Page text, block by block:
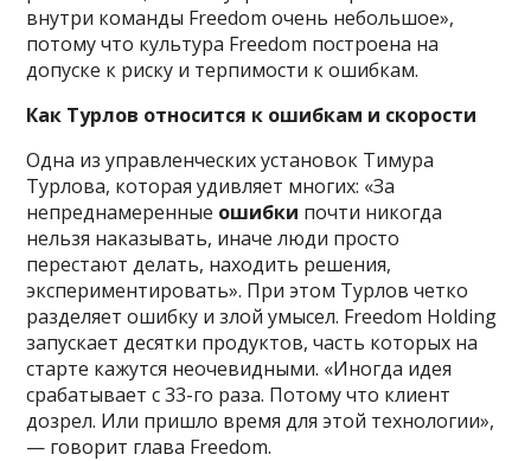
внутри команды Freedom очень небольшое»,
потому что культура Freedom построена на
допуске к риску и терпимости к ошибкам.
Как Турлов относится к ошибкам и скорости
Одна из управленческих установок Тимура
Турлова, которая удивляет многих: «За
непреднамеренные ошибки почти никогда
нельзя наказывать, иначе люди просто
перестают делать, находить решения,
экспериментировать». При этом Турлов четко
разделяет ошибку и злой умысел. Freedom Holding
запускает десятки продуктов, часть которых на
старте кажутся неочевидными. «Иногда идея
срабатывает с 33-го раза. Потому что клиент
дозрел. Или пришло время для этой технологии»,
— говорит глава Freedom.